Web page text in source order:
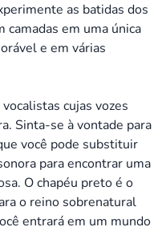
as batidas dos
camadas em uma única
e em várias
cujas vozes
Sinta-se à vontade para
você pode substituir
para encontrar uma
O chapéu preto é o
o reino sobrenatural
entrará em um mundo